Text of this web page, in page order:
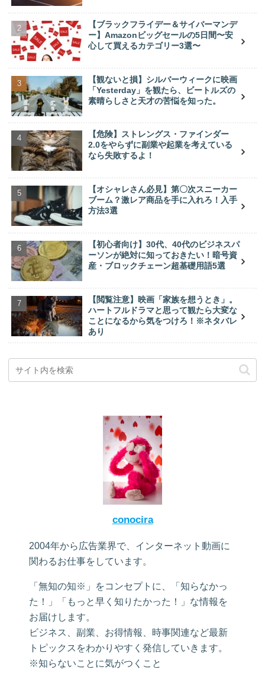
【ブラックフライデー＆サイバーマンデ
ー】Amazonビッグセールの5日間〜安
心して買えるカテゴリー3選〜
【観ないと損】シルバーウィークに映画
「Yesterday」を観たら、ビートルズの
素晴らしさと天才の苦悩を知った。
【危険】ストレングス・ファインダー
2.0をやらずに副業や起業を考えている
なら失敗するよ！
【オシャレさん必見】第〇次スニーカー
ブーム？激レア商品を手に入れろ！入手
方法3選
【初心者向け】30代、40代のビジネスパ
ーソンが絶対に知っておきたい！暗号資
産・ブロックチェーン超基礎用語5選
【閲覧注意】映画「家族を想うとき」。
ハートフルドラマと思って観たら大変な
ことになるから気をつけろ！※ネタバレ
あり
conocira
2004年から広告業界で、インターネット動画に
関わるお仕事をしています。
「無知の知※」をコンセプトに、「知らなかっ
た！」「もっと早く知りたかった！」な情報を
お届けします。
ビジネス、副業、お得情報、時事関連など最新
トピックスをわかりやすく発信していきます。
※知らないことに気がつくこと